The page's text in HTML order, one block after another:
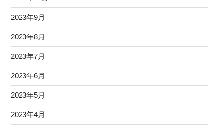
2023年9月
2023年8月
2023年7月
2023年6月
2023年5月
2023年4月